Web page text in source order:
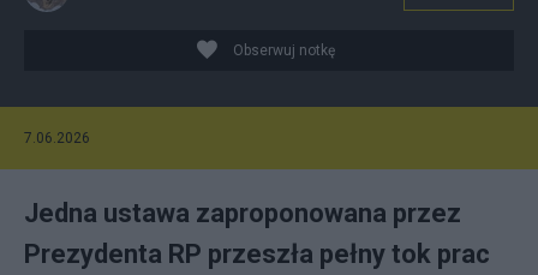
Obserwuj notkę
7.06.2026
Jedna ustawa zaproponowana przez
Prezydenta RP przeszła pełny tok prac